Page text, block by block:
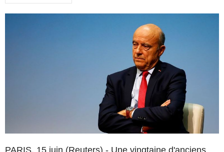
PARIS, 15 juin (Reuters) - Une vingtaine d'anciens